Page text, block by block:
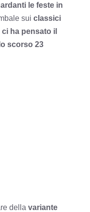
le feste in
sui classici
ha pensato il
scorso 23
della variante